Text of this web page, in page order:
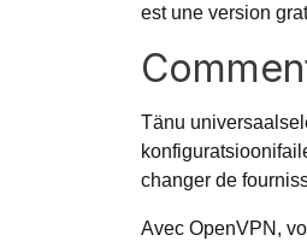
est une version
Tänu
changer de
Avec OpenVPN,